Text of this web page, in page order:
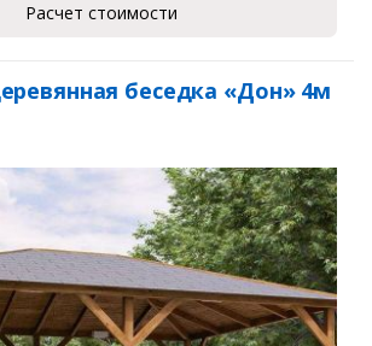
Расчет стоимости
беседка «Дон» 4м